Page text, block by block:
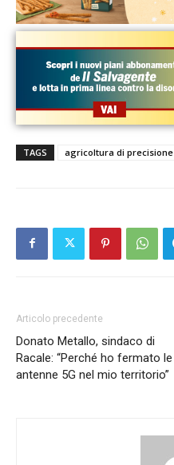
TAGS agricoltura di precisione
Articolo precedente
Donato Metallo, sindaco di
Racale: “Perché ho fermato le
antenne 5G nel mio territorio”